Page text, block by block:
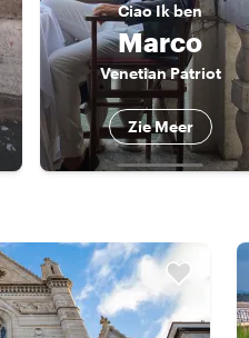
CiaoIk ben
Marco
Venetian Patriot
Zie Meer